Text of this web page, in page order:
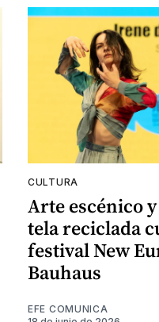
CULTURA
Arte escénico
tela reciclada
festival New
Bauhaus
EFE COMUNICA